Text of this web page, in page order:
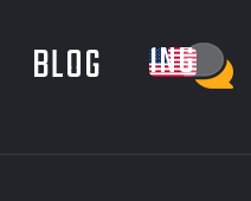
BLOG INGLES